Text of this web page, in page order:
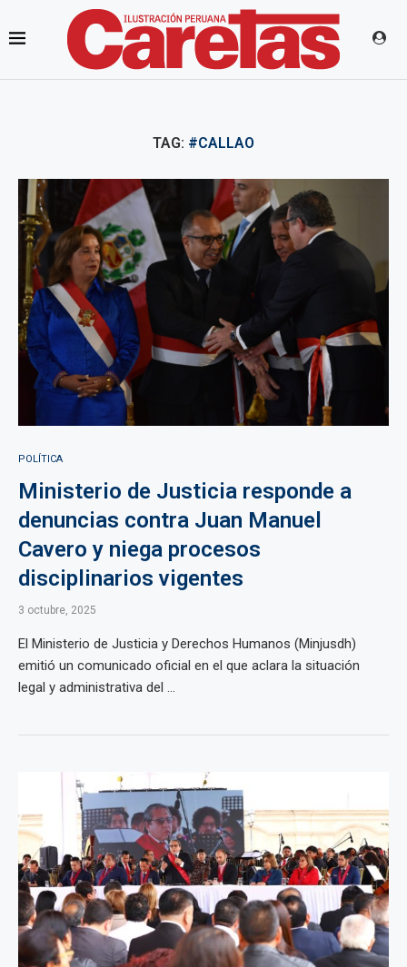
TAG: #CALLAO
POLÍTICA
Ministerio de Justicia responde a
denuncias contra Juan Manuel
Cavero y niega procesos
disciplinarios vigentes
3 octubre, 2025
El Ministerio de Justicia y Derechos Humanos (Minjusdh)
emitió un comunicado oficial en el que aclara la situación
legal y administrativa del ...